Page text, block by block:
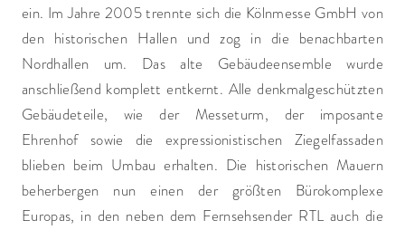
ein. Im Jahre 2005 trennte sich die Kölnmesse GmbH von
den historischen Hallen und zog in die benachbarten
Nordhallen um. Das alte Gebäudeensemble wurde
anschließend komplett entkernt. Alle denkmalgeschützten
Gebäudeteile, wie der Messeturm, der imposante
Ehrenhof sowie die expressionistischen Ziegelfassaden
blieben beim Umbau erhalten. Die historischen Mauern
beherbergen nun einen der größten Bürokomplexe
Europas, in den neben dem Fernsehsender RTL auch die